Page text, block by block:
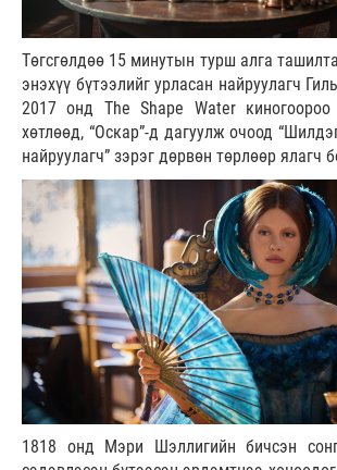
Төгсгөлдөө 15 минутын турш алга
энэхүү бүтээлийг урласан найруулагч
2017 онд The Shape Water
хөтлөөд, “Оскар”-д дагуулж очоод
найруулагч” зэрэг дөрвөн төрлөөр ялагч
1818 онд Мэри Шэллигийн бичсэн